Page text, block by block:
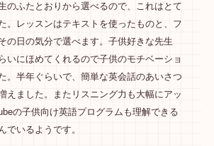
のふたとおりから選べるので、これはとて
。レッスンはテキストを使ったものと、フ
の日の気分で選べます。子供好きな先生
いにほめてくれるので子供のモチベーショ
。半年ぐらいで、簡単な英会話のあいさつ
えました。またリスニング力も大幅にアッ
の子供向け英語プログラムも理解できる
でいるようです。